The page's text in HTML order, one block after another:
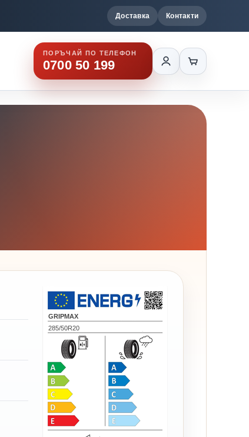
Доставка Контакти
ПОРЪЧАЙ ПО ТЕЛЕФОН
0700 50 199
GRIPMAX
285/50R20